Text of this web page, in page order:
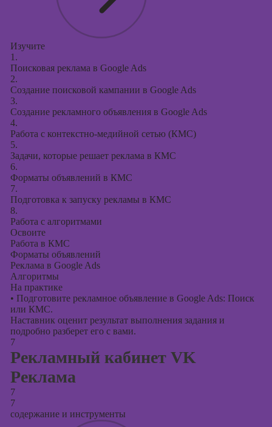
Изучите
1.
Поисковая реклама в Google Ads
2.
Создание поисковой кампании в Google Ads
3.
Создание рекламного объявления в Google Ads
4.
Работа с контекстно-медийной сетью (КМС)
5.
Задачи, которые решает реклама в КМС
6.
Форматы объявлений в КМС
7.
Подготовка к запуску рекламы в КМС
8.
Работа с алгоритмами
Освоите
Работа в КМС
Форматы объявлений
Реклама в Google Ads
Алгоритмы
На практике
• Подготовите рекламное объявление в Google Ads: Поиск
или КМС.
Наставник оценит результат выполнения задания и
подробно разберет его с вами.
7
Рекламный кабинет VK
Реклама
7
7
содержание и инструменты